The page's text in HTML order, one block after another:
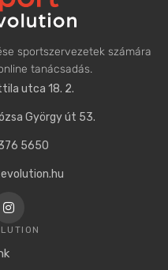
sportszervezetek számára
tanácsadás.
utca 18. 2.
György út 53.
5650